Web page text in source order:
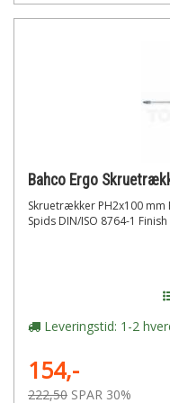
Bahco Ergo
Skruetrækker PH2x100 mm
Spids DIN/ISO 8764-1
Leveringstid: 1-2
154,-
222,50 SPAR 30%